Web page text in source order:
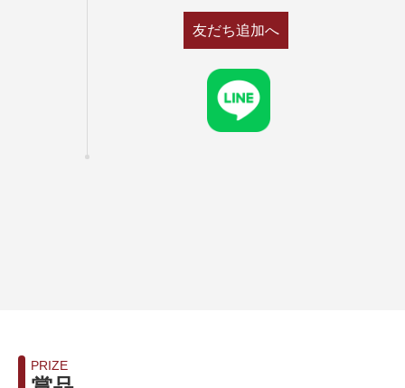
友だち追加へ
PRIZE